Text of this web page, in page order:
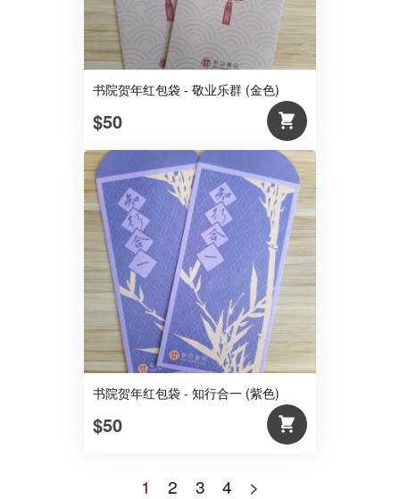
书院贺年红包袋 - 敬业乐群 (金色)
$50
书院贺年红包袋 - 知行合一 (紫色)
$50
1 2 3 4 >